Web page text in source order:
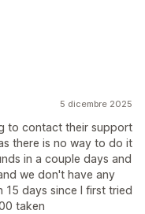
5 dicembre 2025
to contact their support
there is no way to do it
in a couple days and
we don't have any
15 days since I first tried
taken